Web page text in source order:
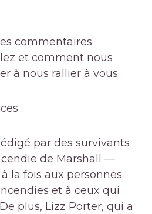
commentaires
et comment nous
à nous rallier à vous.
:
par des survivants
de Marshall —
la fois aux personnes
et à ceux qui
plus, Lizz Porter, qui a